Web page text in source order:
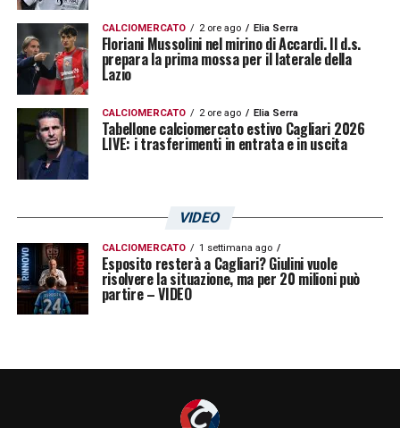
CALCIOMERCATO 2 ore ago Elia Serra
Floriani Mussolini nel mirino di Accardi. Il d.s.
prepara la prima mossa per il laterale della
Lazio
CALCIOMERCATO 2 ore ago Elia Serra
Tabellone calciomercato estivo Cagliari 2026
LIVE: i trasferimenti in entrata e in uscita
VIDEO
CALCIOMERCATO 1 settimana ago
Esposito resterà a Cagliari? Giulini vuole
risolvere la situazione, ma per 20 milioni può
partire – VIDEO